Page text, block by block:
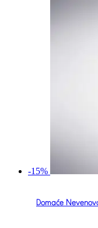
-15%
Domaće